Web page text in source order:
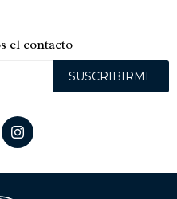
el contacto
SUSCRIBIRME
